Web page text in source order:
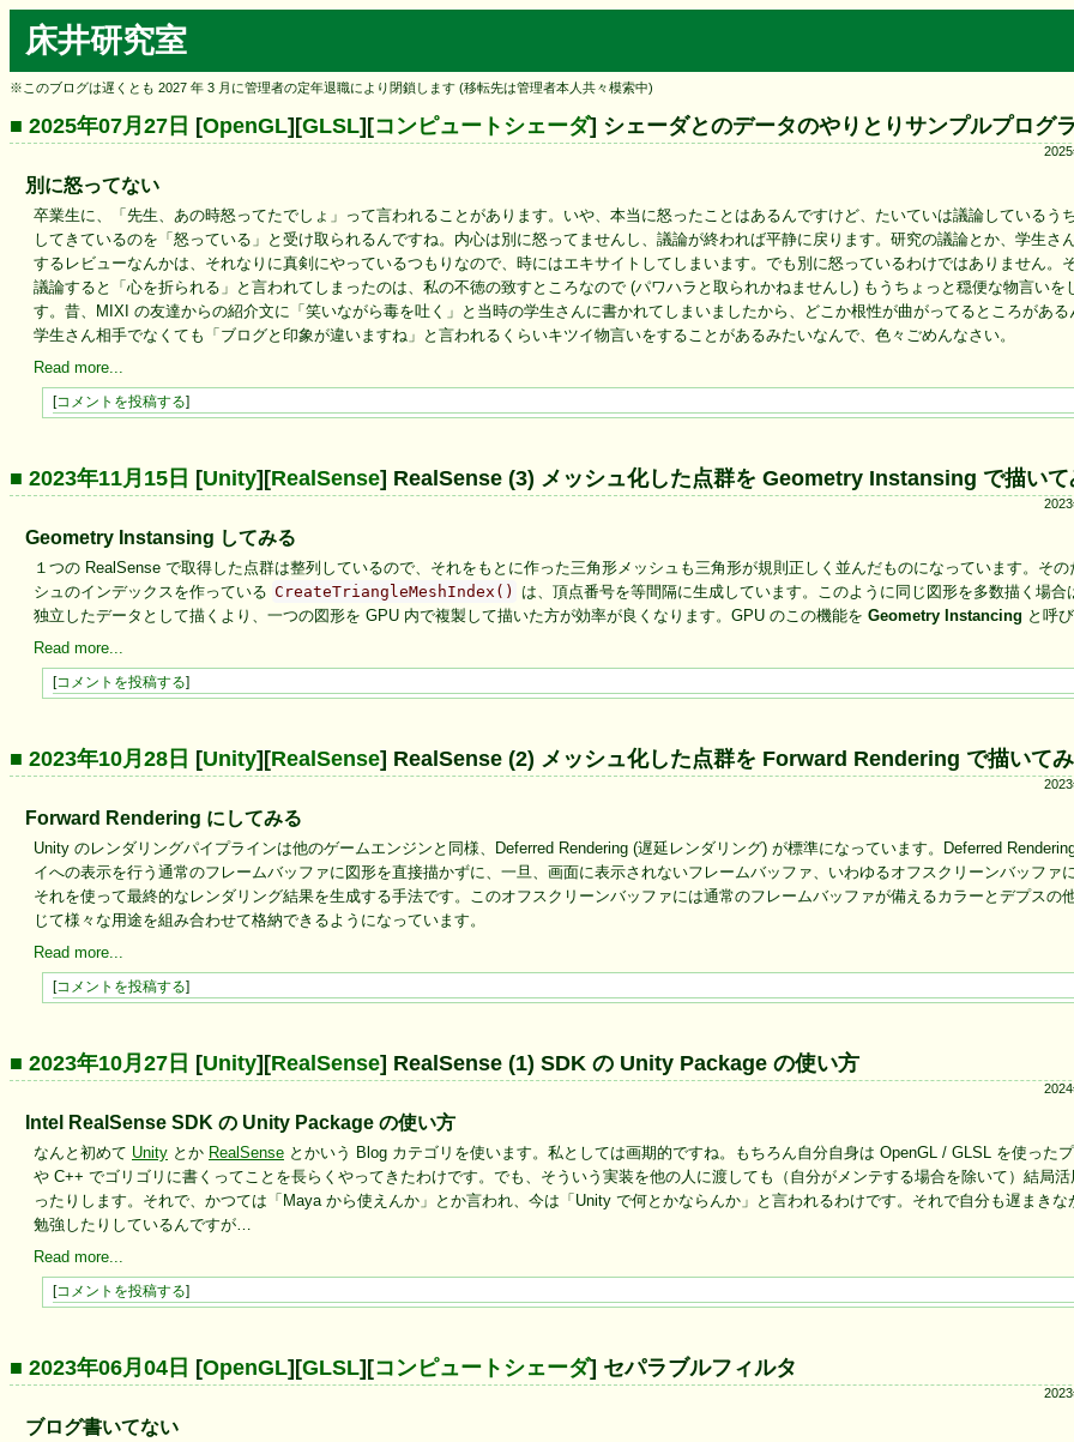
床井研究室
※このブログは遅くとも 2027 年 3 月に管理者の定年退職により閉鎖します (移転先は管理者本人共々模索中)
■ 2025年07月27日 [OpenGL][GLSL][コンピュートシェーダ] シェーダとのデータのやりとりサンプルプログ
別に怒ってない
卒業生に、「先生、あの時怒ってたでしょ」って言われることがあります。いや、本当に怒ったことはあるんですけど、たいていは議論しているう
してきているのを「怒っている」と受け取られるんですね。内心は別に怒ってませんし、議論が終われば平静に戻ります。研究の議論とか、学生さ
するレビューなんかは、それなりに真剣にやっているつもりなので、時にはエキサイトしてしまいます。でも別に怒っているわけではありません。
議論すると「心を折られる」と言われてしまったのは、私の不徳の致すところなので (パワハラと取られかねませんし) もうちょっと穏便な物言いを
す。昔、MIXI の友達からの紹介文に「笑いながら毒を吐く」と当時の学生さんに書かれてしまいましたから、どこか根性が曲がってるところがあ
学生さん相手でなくても「ブログと印象が違いますね」と言われるくらいキツイ物言いをすることがあるみたいなんで、色々ごめんなさい。
Read more...
[コメントを投稿する]
■ 2023年11月15日 [Unity][RealSense] RealSense (3) メッシュ化した点群を Geometry Instansing で描いて
Geometry Instansing してみる
１つの RealSense で取得した点群は整列しているので、それをもとに作った三角形メッシュも三角形が規則正しく並んだものになっています。そ
シュのインデックスを作っている CreateTriangleMeshIndex()
は、頂点番号を等間隔に生成しています。このように同じ図形を多数描く場合
独立したデータとして描くより、一つの図形を GPU 内で複製して描いた方が効率が良くなります。GPU のこの機能を Geometry Instancing と呼
Read more...
[コメントを投稿する]
■ 2023年10月28日 [Unity][RealSense] RealSense (2) メッシュ化した点群を Forward Rendering で描いて
Forward Rendering にしてみる
Unity のレンダリングパイプラインは他のゲームエンジンと同様、Deferred Rendering (遅延レンダリング) が標準になっています。Deferred
イへの表示を行う通常のフレームバッファに図形を直接描かずに、一旦、画面に表示されないフレームバッファ、いわゆるオフスクリーンバッファ
それを使って最終的なレンダリング結果を生成する手法です。このオフスクリーンバッファには通常のフレームバッファが備えるカラーとデプスの
じて様々な用途を組み合わせて格納できるようになっています。
Read more...
[コメントを投稿する]
■ 2023年10月27日 [Unity][RealSense] RealSense (1) SDK の Unity Package の使い方
Intel RealSense SDK の Unity Package の使い方
なんと初めて Unityとか RealSenseとかいう Blog カテゴリを使います。私としては画期的ですね。もちろん自分自身は OpenGL / GLSL を使った
や C++ でゴリゴリに書くってことを長らくやってきたわけです。でも、そういう実装を他の人に渡しても（自分がメンテする場合を除いて）結局
ったりします。それで、かつては「Maya から使えんか」とか言われ、今は「Unity で何とかならんか」と言われるわけです。それで自分も遅まき
勉強したりしているんですが…
Read more...
[コメントを投稿する]
■ 2023年06月04日 [OpenGL][GLSL][コンピュートシェーダ] セパラブルフィルタ
ブログ書いてない